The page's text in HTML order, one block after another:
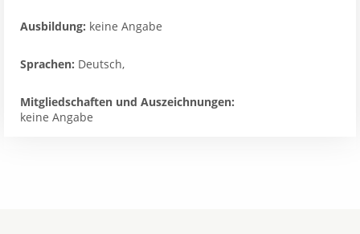
Ausbildung: keine Angabe
Sprachen: Deutsch,
Mitgliedschaften und Auszeichnungen:
keine Angabe